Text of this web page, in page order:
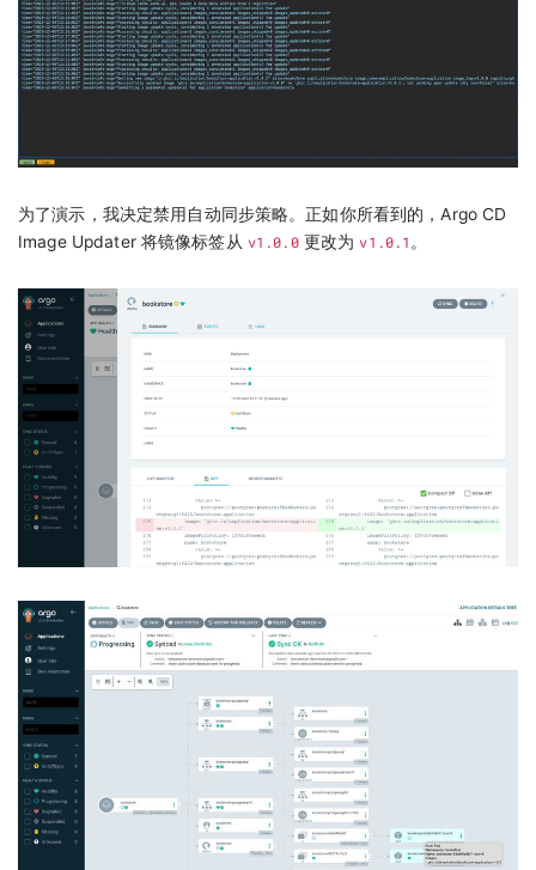
为了演示，我决定禁用自动同步策略。正如你所看到的，Argo CD
Image Updater 将镜像标签从 v1.0.0更改为v1.0.1 。